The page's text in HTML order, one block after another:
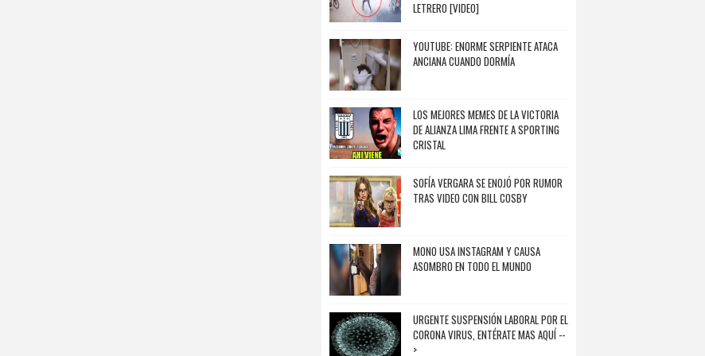
LETRERO [VIDEO]
YOUTUBE: ENORME SERPIENTE ATACA
ANCIANA CUANDO DORMÍA
LOS MEJORES MEMES DE LA VICTORIA
DE ALIANZA LIMA FRENTE A SPORTING
CRISTAL
SOFÍA VERGARA SE ENOJÓ POR RUMOR
TRAS VIDEO CON BILL COSBY
MONO USA INSTAGRAM Y CAUSA
ASOMBRO EN TODO EL MUNDO
URGENTE SUSPENSIÓN LABORAL POR EL
CORONA VIRUS, ENTÉRATE MAS AQUÍ --
>